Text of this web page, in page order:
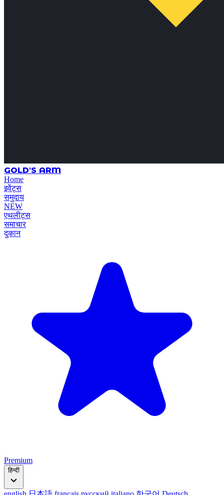
GOLD'S ARM
Home
इवेंट्स
समुदाय
NEW
एथलीट्स
समाचार
दुकान
Premium
हिन्दी